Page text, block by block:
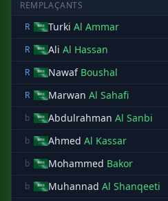
REMPLAÇANTS
R
Turki Al Ammar
R
Ali Al Hassan
R
Nawaf Boushal
R
Marwan Al Sahafi
b
Abdulrahman Al Sanbi
b Ahmed Al Kassar
b Mohammed Bakor
b Muhannad Al Shanqeeti